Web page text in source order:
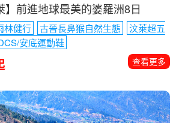
】前進地球最美的婆羅洲8日
林健行 古晉長鼻猴自然生態
汶萊超五
安底運動鞋
查看更多